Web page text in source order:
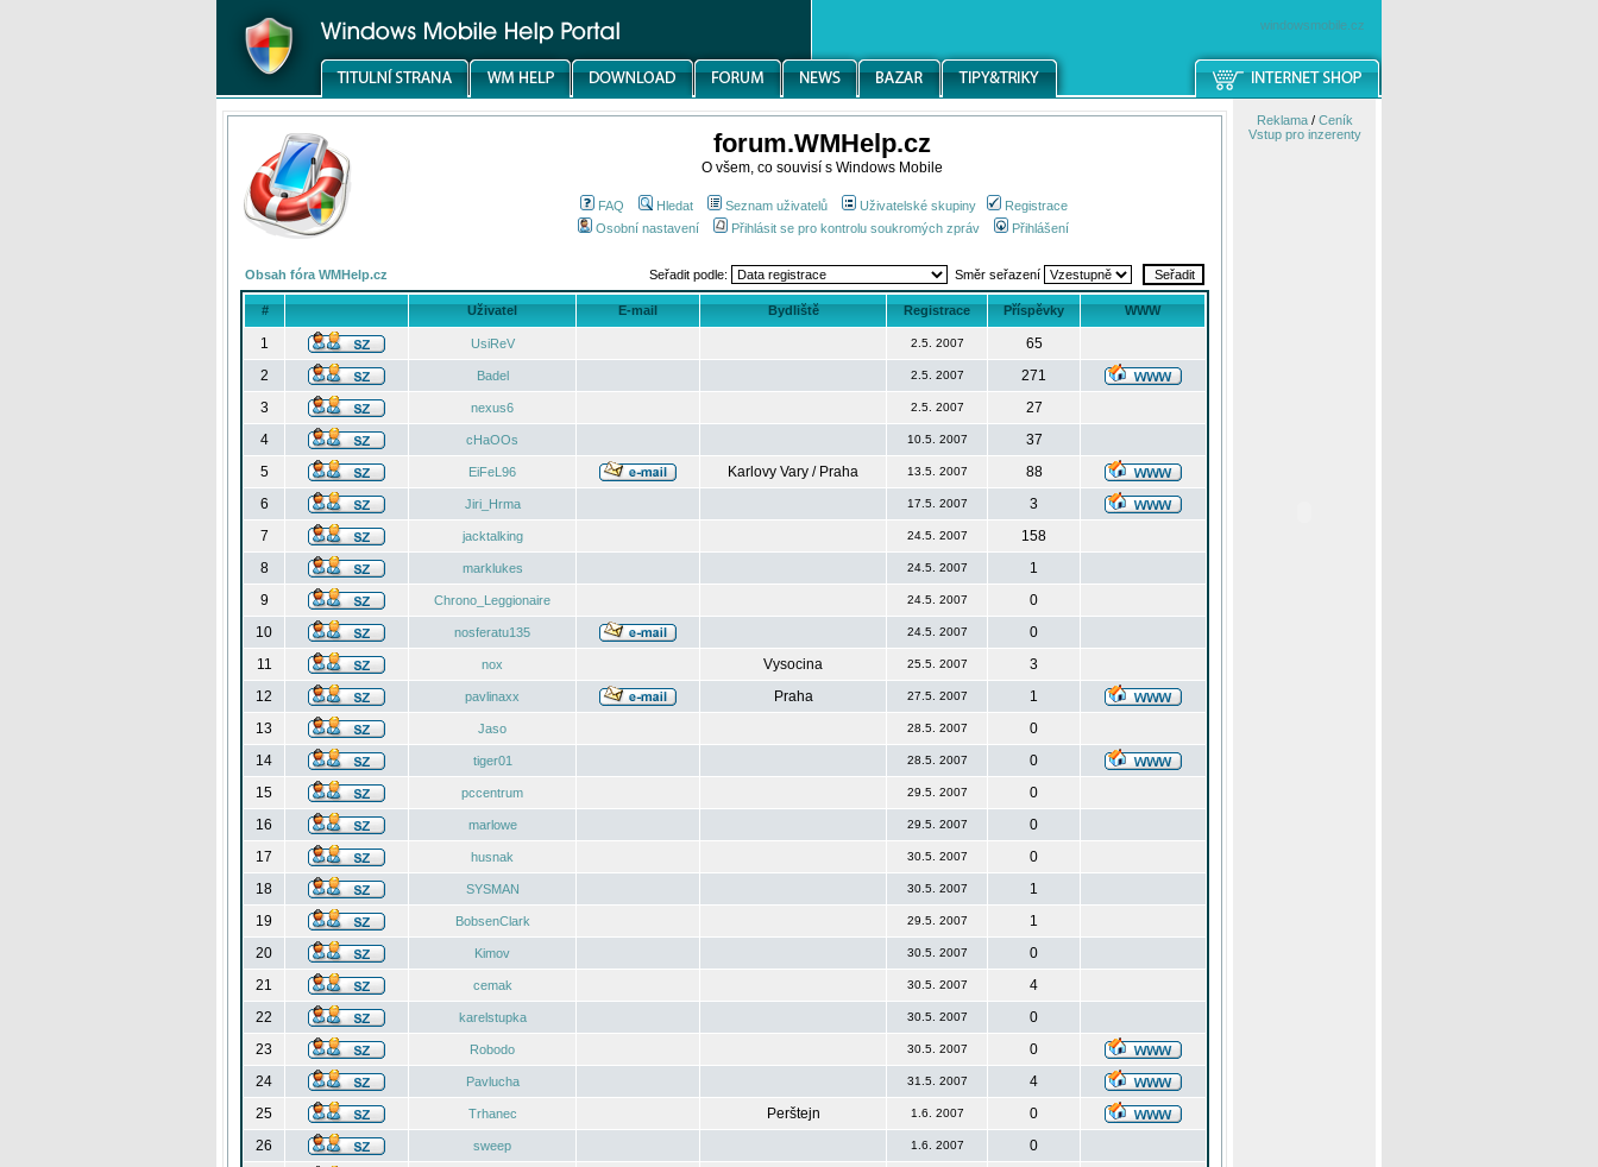
windowsmobile.cz
forum.WMHelp.cz
O všem, co souvisí s Windows Mobile
FAQ Hledat Seznam uživatelů Uživatelské skupiny
Registrace
Osobní nastavení
Přihlásit se pro kontrolu soukromých zpráv Přihlášení
Obsah fóra WMHelp.cz Seřadit podle: Směr seřazení
# Uživatel E-mail Bydliště Registrace Příspěvky WWW
1 UsiReV 2.5. 2007
65
2
Badel 2.5. 2007
271
3
nexus6 2.5. 2007
27
4
cHaOOs 10.5. 2007
37
5
EiFeL96 Karlovy Vary / Praha 13.5. 2007
88
6
Jiri_Hrma 17.5. 2007
3
7
jacktalking 24.5. 2007
158
8
marklukes 24.5. 2007
1
9
Chrono_Leggionaire 24.5. 2007
0
10
nosferatu135 24.5. 2007
0
11
nox Vysocina 25.5. 2007
3
12
pavlinaxx Praha 27.5. 2007
1
13
Jaso 28.5. 2007
0
14
tiger01 28.5. 2007
0
15
pccentrum 29.5. 2007
0
16
marlowe 29.5. 2007
0
17
husnak 30.5. 2007
0
18
SYSMAN 30.5. 2007
1
19
BobsenClark 29.5. 2007
1
20
Kimov 30.5. 2007
0
21
cemak 30.5. 2007
4
22
karelstupka 30.5. 2007
0
23
Robodo 30.5. 2007
0
24
Pavlucha 31.5. 2007
4
25
Trhanec Perštejn 1.6. 2007
0
26
sweep 1.6. 2007
0
Reklama/ Ceník
Vstup pro inzerenty